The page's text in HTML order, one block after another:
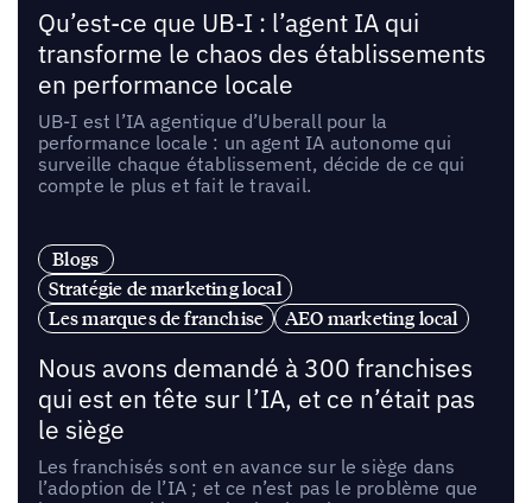
Qu’est-ce que UB-I : l’agent IA qui
transforme le chaos des établissements
en performance locale
UB-I est l’IA agentique d’Uberall pour la
performance locale : un agent IA autonome qui
surveille chaque établissement, décide de ce qui
compte le plus et fait le travail.
Blogs
Stratégie de marketing local
Les marques de franchise
AEO marketing local
Nous avons demandé à 300 franchises
qui est en tête sur l’IA, et ce n’était pas
le siège
Les franchisés sont en avance sur le siège dans
l’adoption de l’IA ; et ce n’est pas le problème que